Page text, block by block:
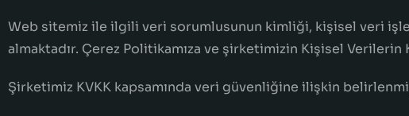
Web sitemiz ile ilgili veri sorumlusunun kimliği, kişisel veri
almaktadır. Çerez Politikamıza ve şirketimizin Kişisel
Şirketimiz KVKK kapsamında veri güvenliğine ilişkin